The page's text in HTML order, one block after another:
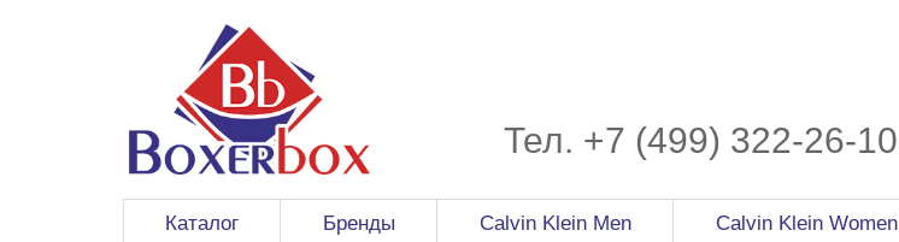
Тел. +7 (499) 322-26-10
Каталог Бренды Calvin Klein Men Calvin Klein Women